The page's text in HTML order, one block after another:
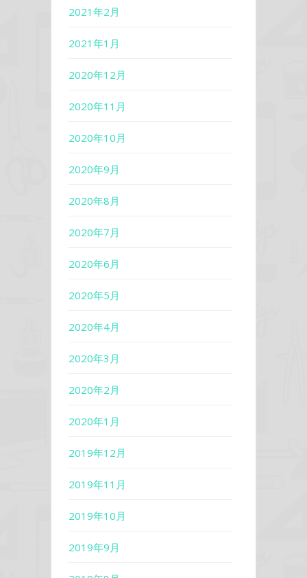
2021年2月
2021年1月
2020年12月
2020年11月
2020年10月
2020年9月
2020年8月
2020年7月
2020年6月
2020年5月
2020年4月
2020年3月
2020年2月
2020年1月
2019年12月
2019年11月
2019年10月
2019年9月